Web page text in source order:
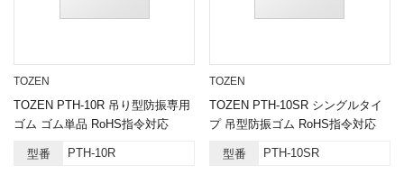
TOZEN
TOZEN PTH-10R 吊り型防振専用
ゴム ゴム単品 RoHS指令対応
型番 PTH-10R
TOZEN
TOZEN PTH-10SR シングルタイ
プ 吊型防振ゴム RoHS指令対応
型番 PTH-10SR